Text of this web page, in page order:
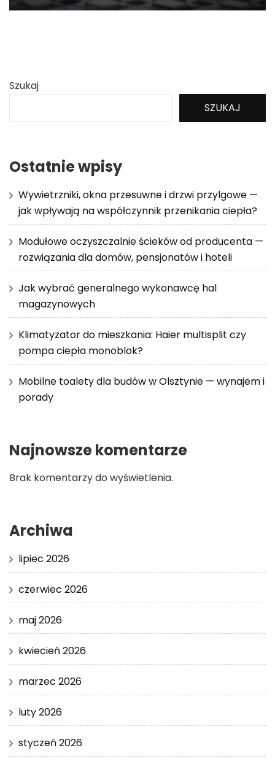
Szukaj
SZUKAJ
Ostatnie wpisy
Wywietrzniki, okna przesuwne i drzwi przylgowe —
jak wpływają na współczynnik przenikania ciepła?
Modułowe oczyszczalnie ścieków od producenta —
rozwiązania dla domów, pensjonatów i hoteli
Jak wybrać generalnego wykonawcę hal
magazynowych
Klimatyzator do mieszkania: Haier multisplit czy
pompa ciepła monoblok?
Mobilne toalety dla budów w Olsztynie — wynajem i
porady
Najnowsze komentarze
Brak komentarzy do wyświetlenia.
Archiwa
lipiec 2026
czerwiec 2026
maj 2026
kwiecień 2026
marzec 2026
luty 2026
styczeń 2026